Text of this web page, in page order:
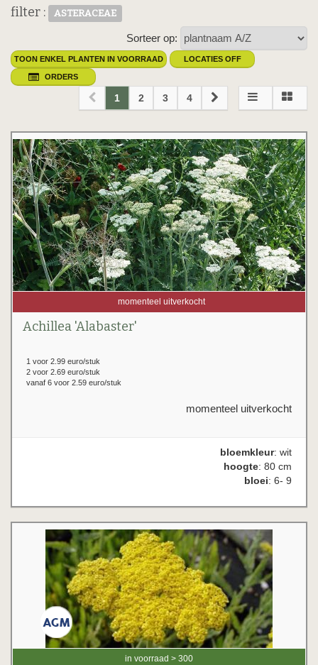
filter : ASTERACEAE
Sorteer op:
TOON ENKEL PLANTEN IN VOORRAAD LOCATIES OFF
ORDERS
1 2 3 4
momenteel uitverkocht
Achillea 'Alabaster'
1 voor 2.99 euro/stuk
2 voor 2.69 euro/stuk
vanaf 6 voor 2.59 euro/stuk
momenteel uitverkocht
bloemkleur: wit
hoogte: 80 cm
bloei: 6- 9
in voorraad > 300